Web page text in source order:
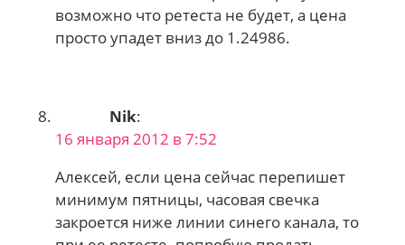
возможно что ретеста не будет, а цена
просто упадет вниз до 1.24986.
Nik:
16 января 2012 в 7:52
Алексей, если цена сейчас перепишет
минимум пятницы, часовая свечка
закроется ниже линии синего канала, то